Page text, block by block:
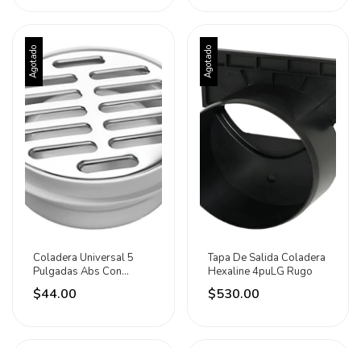
Agotado
Coladera Universal 5
Pulgadas Abs Con
Trampa Meer
$44.00
Agotado
Tapa De Salida Coladera
Hexaline 4puLG Rugo
$530.00